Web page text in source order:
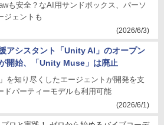
も安全？なAI用サンドボックス、パーソ
ジェントも
(2026/6/3)
アシスタント「Unity AI」のオープン
開始、「Unity Muse」は廃止
」を知り尽くしたエージェントが開発を支
ドパーティーモデルも利用可能
(2026/6/1)